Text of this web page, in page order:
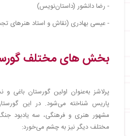
- رضا دانشور (داستان‌نویس)
- عیسی بهادری (نقاش و استاد هنرهای
بخش‌ های مختلف
پرلاشز به‌عنوان اولین گورستان باغی
پاریس شناخته می‌شود. در این
مشهور هنری و فرهنگی، سه یادبود
مختلف دیگر نیز به چشم می‌خورد: